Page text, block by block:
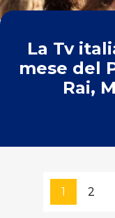
La Tv
mese del
Rai,
1 2